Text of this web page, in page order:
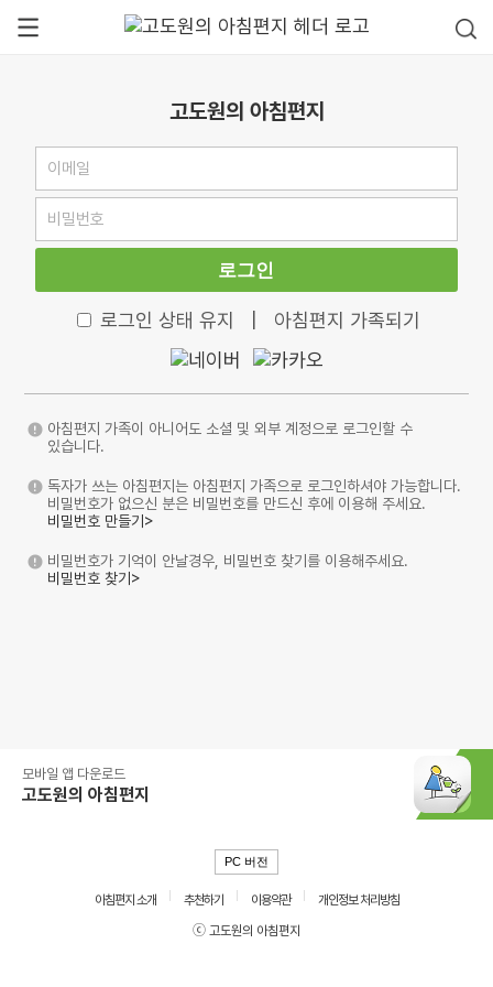
고도원의 아침편지
로그인
로그인 상태 유지 아침편지 가족되기
아침편지 가족이 아니어도 소셜 및 외부 계정으로 로그인할 수
있습니다.
독자가 쓰는 아침편지는 아침편지 가족으로 로그인하셔야 가능합니다.
비밀번호가 없으신 분은 비밀번호를 만드신 후에 이용해 주세요.
비밀번호 만들기>
비밀번호가 기억이 안날경우, 비밀번호 찾기를 이용해주세요.
비밀번호 찾기>
모바일 앱 다운로드
고도원의 아침편지
PC 버전
아침편지 소개 추천하기 이용약관
개인정보 처리방침
ⓒ 고도원의 아침편지